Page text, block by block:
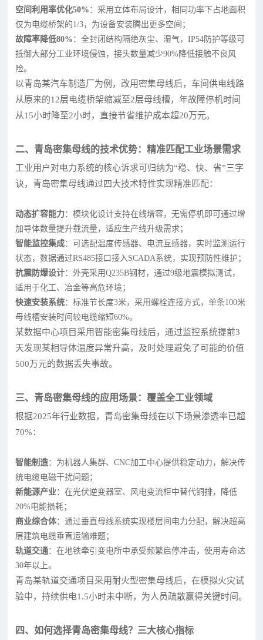
空间利用率优化50% ：采用立体布局设计，相同功率下占地面积
仅为电缆桥架的1/3，为设备安装腾出更多空间；
故障率降低80% ：全封闭结构隔绝灰尘、湿气，IP54防护等级可
抵御大部分工业环境侵蚀，接头数量减少90%降低接触不良风
险。
以青岛某汽车制造厂为例，改用密集母线后，车间供电线路
从原来的12层电缆桥架缩减至2层母线槽，年故障停机时间
从15小时降至2小时，直接节省维护成本超20万元。
二、青岛密集母线的技术优势：精准匹配工业场景需求
工业用户对电力系统的核心诉求可归纳为“稳、快、省”三字
诀，青岛密集母线通过四大技术特性实现精准匹配：
动态扩容能力：模块化设计支持在线增容，无需停机即可通过增
加导体数量提升载流量，适应生产线升级需求；
智能监控集成：可选配温度传感器、电流互感器，实时监测运行
状态，数据通过RS485接口接入SCADA系统，实现预防性维护；
抗震防爆设计：外壳采用Q235B钢材，通过9级地震模拟测试，
适用于化工、冶金等高危环境；
快速安装系统：标准节长度3米，采用螺栓连接方式，单条100米
母线槽安装时间较电缆缩短60%。
某数据中心项目采用智能密集母线后，通过监控系统提前3
天发现某相导体温度异常升高，及时处理避免了可能的价值
500万元的数据丢失事故。
三、青岛密集母线的应用场景：覆盖全工业领域
根据2025年行业数据，青岛密集母线在以下场景渗透率已超
70%：
智能制造：为机器人集群、CNC加工中心提供稳定动力，解决传
统电缆电磁干扰问题；
新能源产业：在光伏逆变器室、风电变流柜中替代铜排，降低
20%电能损耗；
商业综合体：通过垂直母线系统实现楼层间电力分配，解决超高
层建筑电缆垂直运输难题；
轨道交通：在地铁牵引变电所中承受频繁启停冲击，使用寿命达
30年以上。
青岛某轨道交通项目采用耐火型密集母线后，在模拟火灾试
验中，持续供电1.5小时未中断，为人员疏散赢得关键时间。
四、如何选择青岛密集母线？三大核心指标